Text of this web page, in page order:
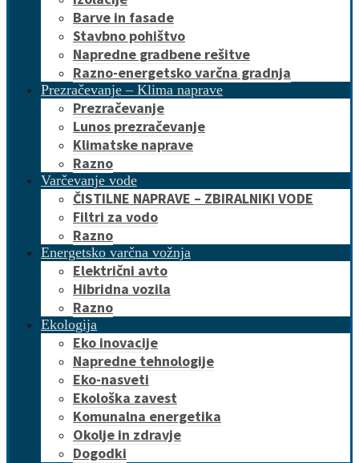
Barve in fasade
Stavbno pohištvo
Napredne gradbene rešitve
Razno-energetsko varčna gradnja
Prezračevanje – Klima naprave
Prezračevanje
Lunos prezračevanje
Klimatske naprave
Razno
Varčevanje vode
ČISTILNE NAPRAVE – ZBIRALNIKI VODE
Filtri za vodo
Razno
Energetsko varčna vožnja
Električni avto
Hibridna vozila
Razno
Ekologija
Eko inovacije
Napredne tehnologije
Eko-nasveti
Ekološka zavest
Komunalna energetika
Okolje in zdravje
Dogodki